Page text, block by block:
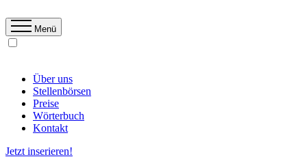
Menü
Über uns
Stellenbörsen
Preise
Wörterbuch
Kontakt
Jetzt inserieren!